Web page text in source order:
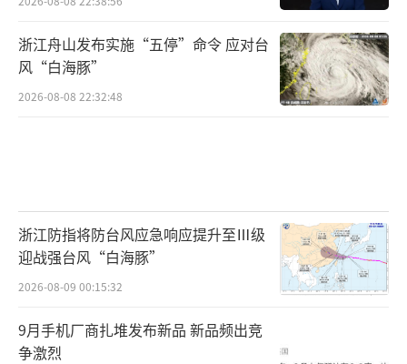
浙江舟山发布实施“五停”命令 应对台
风“白海豚”
2026-08-08 22:32:48
浙江防指将防台风应急响应提升至Ⅲ级
迎战强台风“白海豚”
2026-08-09 00:15:32
9月手机厂商扎堆发布新品 新品频出竞
争激烈